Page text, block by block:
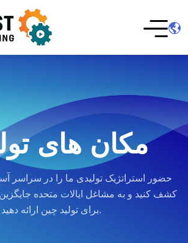
مکان های
حضور استراتژیک تولیدی ما را در سراسر
کشف کنید و به مشاغل ایالات متحده
برای تولید چین ارائه دهید.